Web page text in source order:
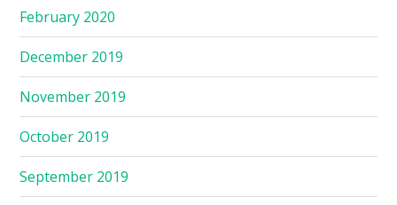
February 2020
December 2019
November 2019
October 2019
September 2019